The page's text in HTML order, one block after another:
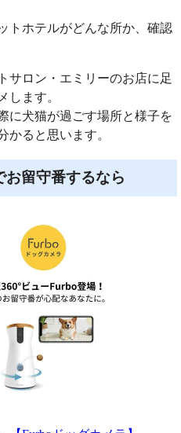
トホテルがどんな所か、確認
サロン・エミリーのお店に足
します。
に犬猫が過ごす場所と様子を
かると思います。
お留守番するなら